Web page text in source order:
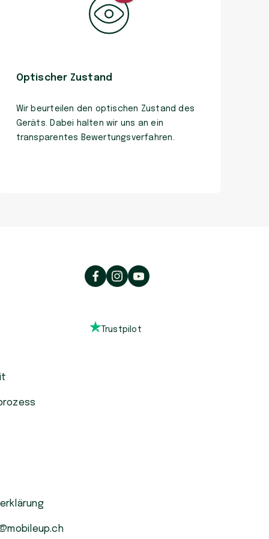
Optischer Zustand
Wir beurteilen den optischen Zustand des
Geräts. Dabei halten wir uns an ein
transparentes Bewertungsverfahren.
Trustpilot